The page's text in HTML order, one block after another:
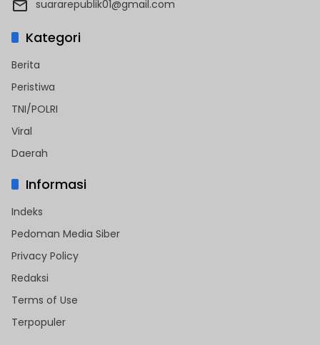
suararepublik01@gmail.com
Kategori
Berita
Peristiwa
TNI/POLRI
Viral
Daerah
Informasi
Indeks
Pedoman Media Siber
Privacy Policy
Redaksi
Terms of Use
Terpopuler